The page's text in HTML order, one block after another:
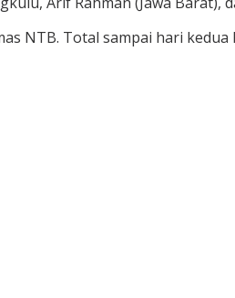
NTB. Total sampai hari